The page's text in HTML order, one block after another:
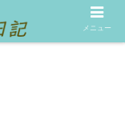
メニュー